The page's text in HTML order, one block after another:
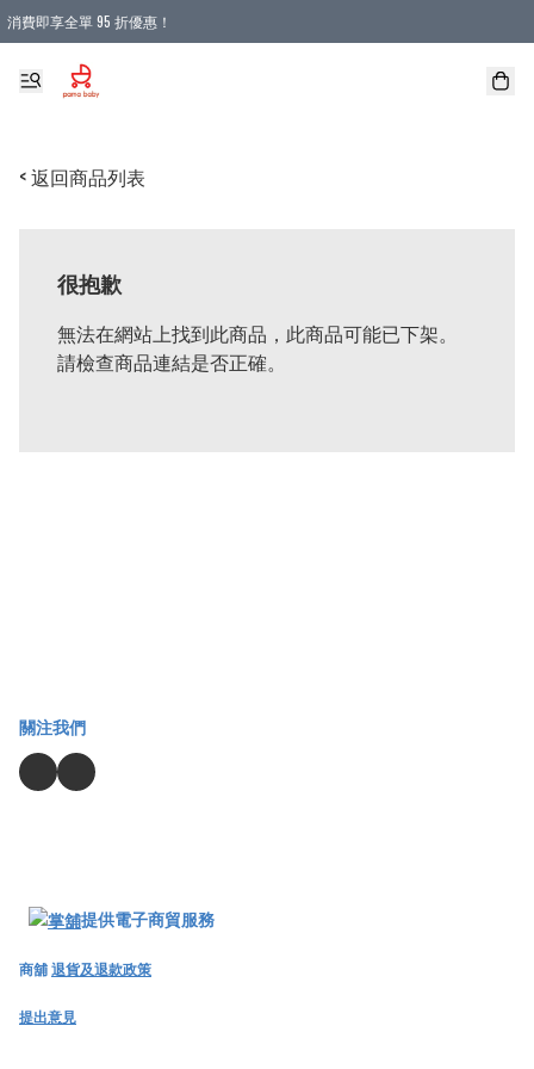
消費即享全單 95 折優惠！
購物滿 HKD 900.00即享免運費優惠！（適用於 本地送貨、本地取貨 )
< 返回商品列表
很抱歉
無法在網站上找到此商品，此商品可能已下架。
請檢查商品連結是否正確。
關注我們
提供電子商貿服務
商舖退貨及退款政策
提出意見